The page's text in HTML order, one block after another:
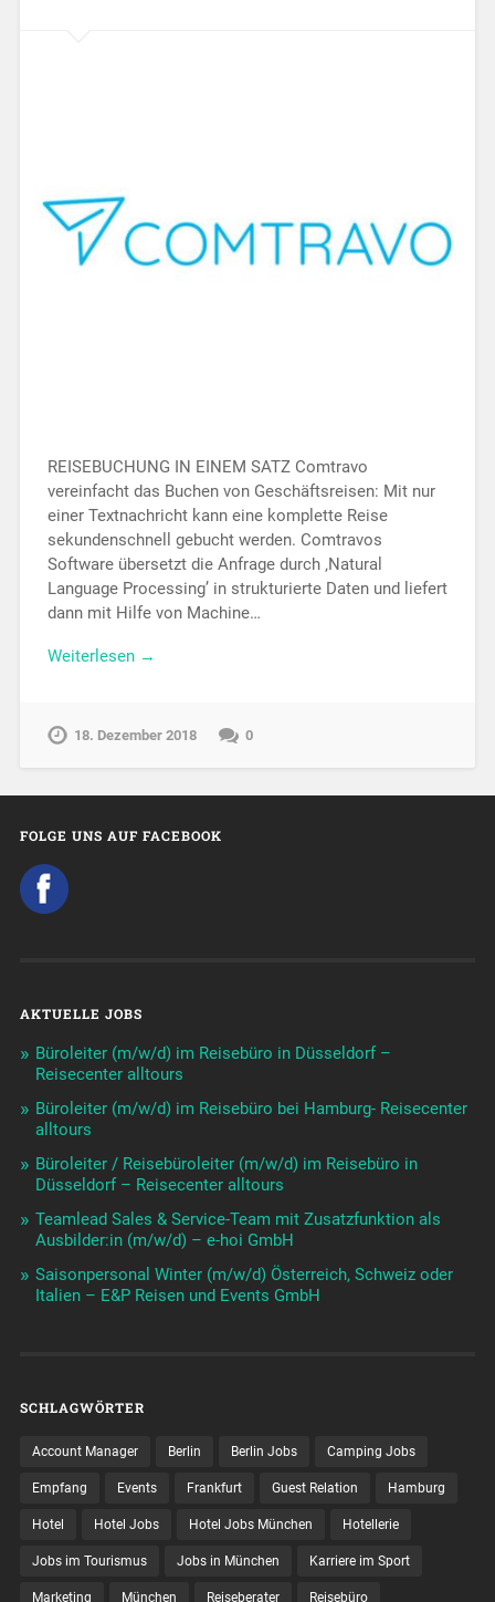
REISEBUCHUNG IN EINEM SATZ Comtravo
vereinfacht das Buchen von Geschäftsreisen: Mit nur
einer Textnachricht kann eine komplette Reise
sekundenschnell gebucht werden. Comtravos
Software übersetzt die Anfrage durch ‚Natural
Language Processing’ in strukturierte Daten und liefert
dann mit Hilfe von Machine…
Weiterlesen →
18. Dezember 2018 0
FOLGE UNS AUF FACEBOOK
AKTUELLE JOBS
Büroleiter (m/w/d) im Reisebüro in Düsseldorf –
Reisecenter alltours
Büroleiter (m/w/d) im Reisebüro bei Hamburg- Reisecenter
alltours
Büroleiter / Reisebüroleiter (m/w/d) im Reisebüro in
Düsseldorf – Reisecenter alltours
Teamlead Sales & Service-Team mit Zusatzfunktion als
Ausbilder:in (m/w/d) – e-hoi GmbH
Saisonpersonal Winter (m/w/d) Österreich, Schweiz oder
Italien – E&P Reisen und Events GmbH
SCHLAGWÖRTER
Account Manager Berlin Berlin Jobs Camping Jobs
Empfang Events Frankfurt Guest Relation Hamburg
Hotel Hotel Jobs Hotel Jobs München Hotellerie
Jobs im Tourismus Jobs in München Karriere im Sport
Marketing München Reiseberater Reisebüro